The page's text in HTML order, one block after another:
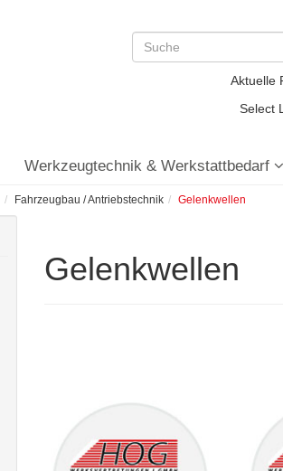
Aktuelle
Select
Werkzeugtechnik & Werkstattbedarf
Fahrzeugbau / Antriebstechnik Gelenkwellen
Gelenkwellen